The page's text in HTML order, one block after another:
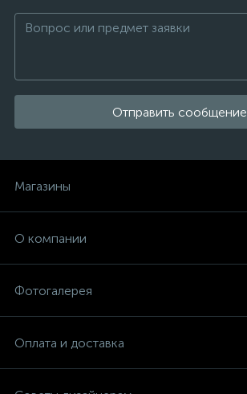
Отправить сообщение
Магазины
О компании
Фотогалерея
Оплата и доставка